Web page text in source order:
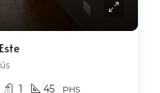
1 45 PHS